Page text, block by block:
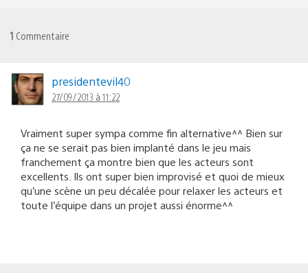
1 Commentaire
presidentevil40
27/09/2013 à 11:22
Vraiment super sympa comme fin alternative^^ Bien sur
ça ne se serait pas bien implanté dans le jeu mais
franchement ça montre bien que les acteurs sont
excellents. Ils ont super bien improvisé et quoi de mieux
qu’une scène un peu décalée pour relaxer les acteurs et
toute l’équipe dans un projet aussi énorme^^